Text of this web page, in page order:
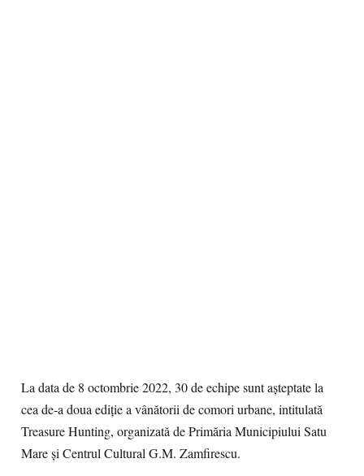
La data de 8 octombrie 2022, 30 de echipe sunt așteptate la
cea de-a doua ediție a vânătorii de comori urbane, intitulată
Treasure Hunting, organizată de Primăria Municipiului Satu
Mare și Centrul Cultural G.M. Zamfirescu.